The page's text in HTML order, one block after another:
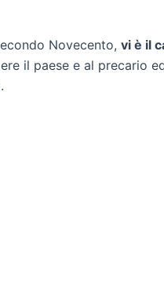
Novecento, vi è il
il paese e al precario